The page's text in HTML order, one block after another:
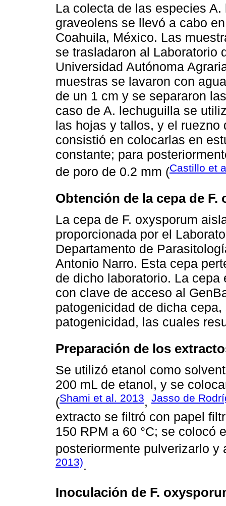
La colecta de las especies
graveolens se llevó a cabo
Coahuila, México. Las
se trasladaron al Laboratorio
Universidad Autónoma
muestras se lavaron con
de un 1 cm y se separaron
caso de A. lechuguilla se
las hojas y tallos, y el
consistió en colocarlas en
constante; para
de poro de 0.2 mm (Castillo et
Obtención de la cepa de F.
La cepa de F. oxysporum
proporcionada por el
Departamento de
Antonio Narro. Esta cepa
de dicho laboratorio. La
con clave de acceso al
patogenicidad de dicha
patogenicidad, las cuales
Preparación de los
Se utilizó etanol como
200 mL de etanol, y se
(Shami et al. 2013, Jasso de
extracto se filtró con papel
150 RPM a 60 °C; se colocó
posteriormente pulverizarlo y
2013).
Inoculación de F.